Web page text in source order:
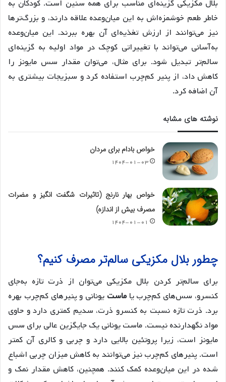
بلال مکزیکی گزینه‌ای مناسب برای همه سنین است. کودکان به
خاطر طعم خوشمزه‌اش به این میان‌وعده علاقه دارند، و بزرگ‌ترها
نیز می‌توانند از ارزش تغذیه‌ای آن بهره ببرند. این میان‌وعده
به‌آسانی می‌تواند با تغییراتی کوچک در مواد اولیه به گزینه‌ای
سالم‌تر تبدیل شود. برای مثال، می‌توان مقدار سس مایونز را
کاهش داد، از پنیر کم‌چرب استفاده کرد و سبزیجات بیشتری به
آن اضافه کرد.
نوشته های مشابه
خواص بادام برای مردان
۱۴۰۴-۰۱-۰۳
خواص بهار نارنج (تاثیرات شگفت انگیز و مضرات
مصرف بیش از اندازه)
۱۴۰۴-۰۱-۰۱
چطور بلال مکزیکی سالم‌تر مصرف کنیم؟
برای سالم‌تر کردن بلال مکزیکی می‌توان از ذرت تازه به‌جای
کنسرو، سس‌های کم‌چرب یاماست یونانی و پنیرهای کم‌چرب بهره
برد. ذرت تازه نسبت به کنسرو ذرت، سدیم کمتری دارد و حاوی
مواد نگهدارنده نیست. ماست یونانی یک جایگزین عالی برای سس
مایونز است، زیرا پروتئین بالایی دارد و چربی و کالری آن کمتر
است. پنیرهای کم‌چرب نیز می‌توانند به کاهش میزان چربی اشباع
شده در این میان‌وعده کمک کنند. همچنین، کاهش مقدار نمک و